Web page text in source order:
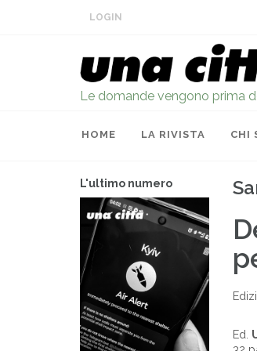
LOGIN
Le domande vengono prima
HOME LA RIVISTA CHI
L'ultimo numero
Ed.